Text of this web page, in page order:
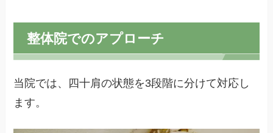
整体院でのアプローチ
当院では、四十肩の状態を3段階に分けて対応し
ます。